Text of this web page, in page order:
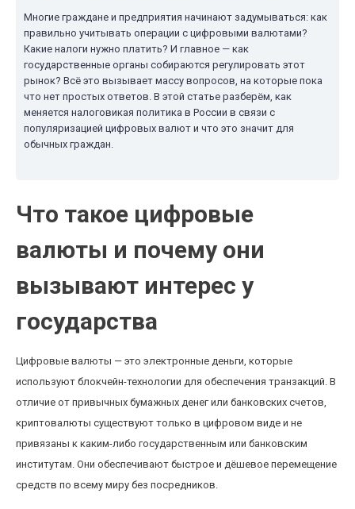
Многие граждане и предприятия начинают задумываться: как
правильно учитывать операции с цифровыми валютами?
Какие налоги нужно платить? И главное — как
государственные органы собираются регулировать этот
рынок? Всё это вызывает массу вопросов, на которые пока
что нет простых ответов. В этой статье разберём, как
меняется налоговикая политика в России в связи с
популяризацией цифровых валют и что это значит для
обычных граждан.
Что такое цифровые
валюты и почему они
вызывают интерес у
государства
Цифровые валюты — это электронные деньги, которые
используют блокчейн-технологии для обеспечения транзакций. В
отличие от привычных бумажных денег или банковских счетов,
криптовалюты существуют только в цифровом виде и не
привязаны к каким-либо государственным или банковским
институтам. Они обеспечивают быстрое и дёшевое перемещение
средств по всему миру без посредников.